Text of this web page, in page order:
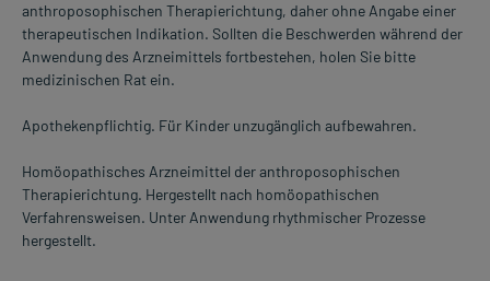
anthroposophischen Therapierichtung, daher ohne Angabe einer
therapeutischen Indikation. Sollten die Beschwerden während der
Anwendung des Arzneimittels fortbestehen, holen Sie bitte
medizinischen Rat ein.
Apothekenpflichtig. Für Kinder unzugänglich aufbewahren.
Homöopathisches Arzneimittel der anthroposophischen
Therapierichtung. Hergestellt nach homöopathischen
Verfahrensweisen. Unter Anwendung rhythmischer Prozesse
hergestellt.